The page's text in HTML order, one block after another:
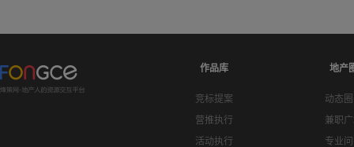
作品库
竞标提案
营推执行
活动执行
地产
动态
兼职
专业